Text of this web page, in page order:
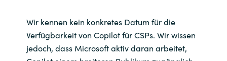
United States
Wir kennen kein konkretes Datum für die
Verfügbarkeit von Copilot für CSPs. Wir wissen
jedoch, dass Microsoft aktiv daran arbeitet,